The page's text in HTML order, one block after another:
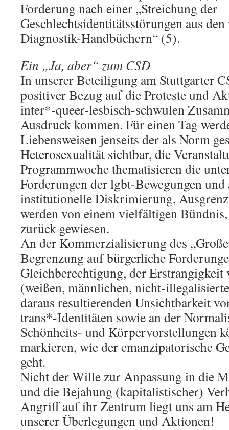
Forderung nach einer „Streichung der
Geschlechtsidentitätsstörungen aus
Diagnostik-Handbüchern“ (5).
Ein „Ja, aber“ zum CSD
In unserer Beteiligung am Stuttgarter
positiver Bezug auf die Proteste und
inter*-queer-lesbisch-schwulen
Ausdruck kommen. Für einen Tag
Liebensweisen jenseits der als Norm
Heterosexualität sichtbar, die
Programmwoche thematisieren die
Forderungen der lgbt-Bewegungen
institutionelle Diskrimierung,
werden von einem vielfältigen
zurück gewiesen.
An der Kommerzialisierung des
Begrenzung auf bürgerliche
Gleichberechtigung, der
(weißen, männlichen, nicht-
daraus resultierenden Unsichtbarkeit
trans*-Identitäten sowie an der
Schönheits- und Körpervorstellungen
markieren, wie der emanzipatorische
geht.
Nicht der Wille zur Anpassung in die
und die Bejahung (kapitalistischer)
Angriff auf ihr Zentrum liegt uns am
unserer Überlegungen und Aktionen!